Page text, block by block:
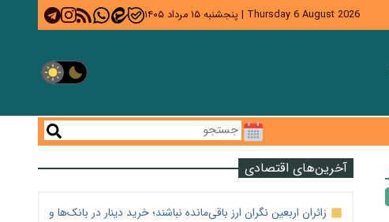
Thursday 6 August 2026
| پنجشنبه ۱۵ مرداد ۱۴۰۵
آخرین‌های اقتصادی
زائران اربعین نگران ارز باقی‌مانده نباشند؛ خرید دینار در بانک‌ها و